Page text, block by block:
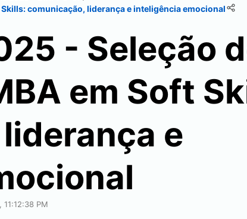
comunicação, liderança e inteligência emocional
- Seleção
em Soft
e
PM